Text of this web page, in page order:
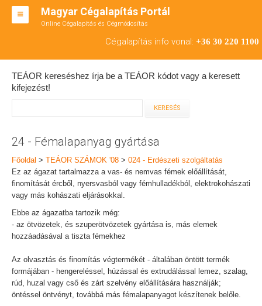
Magyar Cégalapítás Portál
Online Cégalapítás és Cégmódosítás
Cégalapítás info vonal: +36 30 220 1100
BT ALAPÍTÁS
RT ALAPÍTÁS
TEÁOR SZÁMOK '08
ENGEDÉLYKÖTELES
IRODÁK
TEÁOR kereséshez írja be a TEÁOR kódot vagy a keresett
kifejezést!
24 - Fémalapanyag gyártása
Főoldal > TEÁOR SZÁMOK '08 > 024 - Erdészeti szolgáltatás
Ez az ágazat tartalmazza a vas- és nemvas fémek előállítását,
finomítását ércből, nyersvasból vagy fémhulladékból, elektrokohászati
vagy más kohászati eljárásokkal.
Ebbe az ágazatba tartozik még:
- az ötvözetek, és szuperötvözetek gyártása is, más elemek
hozzáadásával a tiszta fémekhez
Az olvasztás és finomítás végtermékét - általában öntött termék
formájában - hengereléssel, húzással és extrudálással lemez, szalag,
rúd, huzal vagy cső és zárt szelvény előállítására használják;
öntéssel öntvényt, továbbá más fémalapanyagot készítenek belőle.